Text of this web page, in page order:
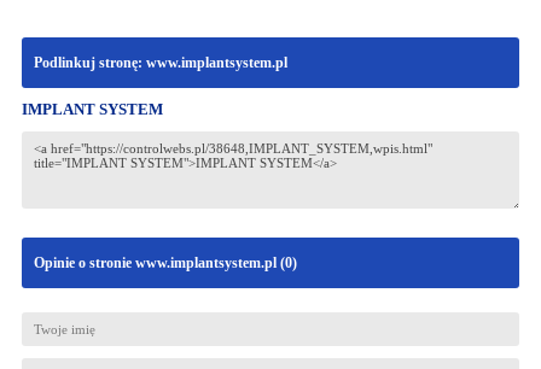
Podlinkuj stronę: www.implantsystem.pl
IMPLANT SYSTEM
Opinie o stronie www.implantsystem.pl (0)